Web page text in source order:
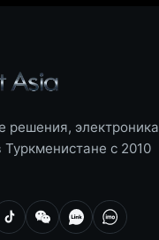
решения, электроника
с 2010